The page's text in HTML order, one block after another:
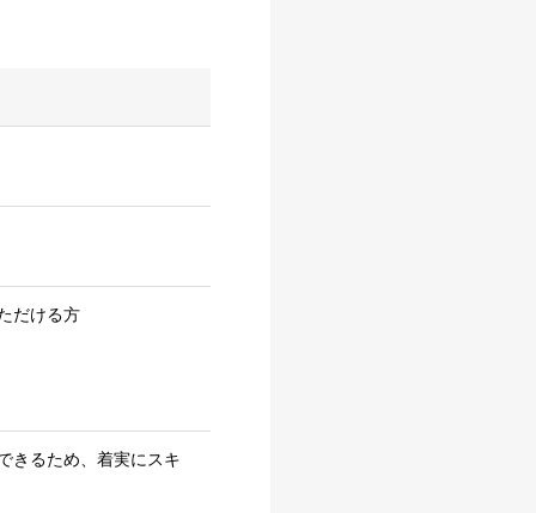
だける方
きるため、着実にスキ